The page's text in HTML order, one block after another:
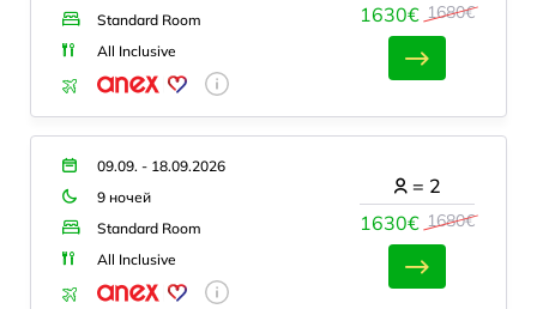
Standard Room
All Inclusive
1630€ 1680€
09.09. - 18.09.2026
9 ночей
Standard Room
All Inclusive
1630€ 1680€
= 2